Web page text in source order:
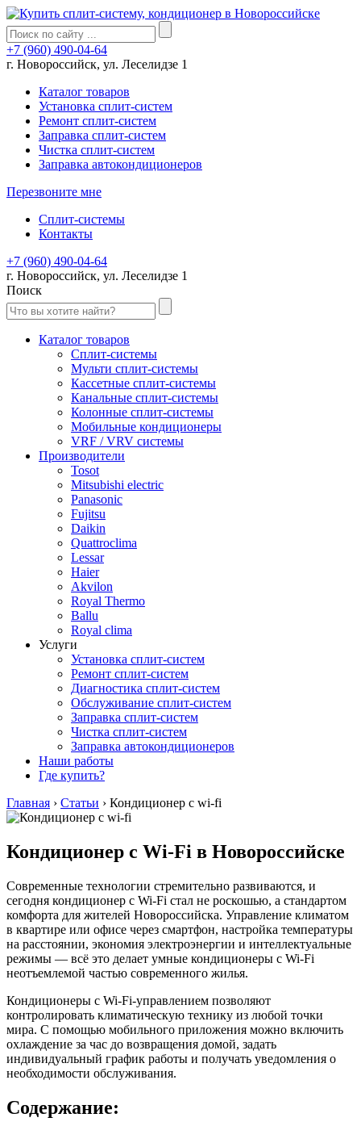
+7 (960) 490-04-64
г. Новороссийск, ул. Леселидзе 1
Каталог товаров
Установка сплит-систем
Ремонт сплит-систем
Заправка сплит-систем
Чистка сплит-систем
Заправка автокондиционеров
Перезвоните мне
Сплит-системы
Контакты
+7 (960) 490-04-64
г. Новороссийск, ул. Леселидзе 1
Поиск
Каталог товаров
Сплит-системы
Мульти сплит-системы
Кассетные сплит-системы
Канальные сплит-системы
Колонные сплит-системы
Мобильные кондиционеры
VRF / VRV системы
Производители
Tosot
Mitsubishi electric
Panasonic
Fujitsu
Daikin
Quattroclima
Lessar
Haier
Akvilon
Royal Thermo
Ballu
Royal clima
Услуги
Установка сплит-систем
Ремонт сплит-систем
Диагностика сплит-систем
Обслуживание сплит-систем
Заправка сплит-систем
Чистка сплит-систем
Заправка автокондиционеров
Наши работы
Где купить?
Главная › Статьи › Кондиционер с wi-fi
Кондиционер с Wi-Fi в Новороссийске
Современные технологии стремительно развиваются, и
сегодня кондиционер с Wi-Fi стал не роскошью, а стандартом
комфорта для жителей Новороссийска. Управление климатом
в квартире или офисе через смартфон, настройка температуры
на расстоянии, экономия электроэнергии и интеллектуальные
режимы — всё это делает умные кондиционеры с Wi-Fi
неотъемлемой частью современного жилья.
Кондиционеры с Wi-Fi-управлением позволяют
контролировать климатическую технику из любой точки
мира. С помощью мобильного приложения можно включить
охлаждение за час до возвращения домой, задать
индивидуальный график работы и получать уведомления о
необходимости обслуживания.
Содержание: